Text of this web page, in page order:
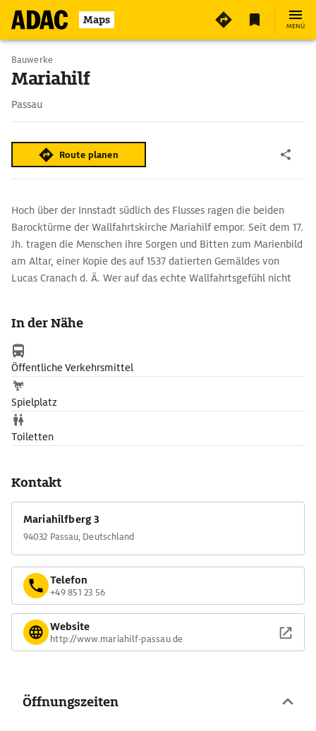
Maps MENÜ
Bauwerke
Mariahilf
Passau
Route planen
Hoch über der Innstadt südlich des Flusses ragen die beiden
Barocktürme der Wallfahrtskirche Mariahilf empor. Seit dem 17.
Jh. tragen die Menschen ihre Sorgen und Bitten zum Marienbild
am Altar, einer Kopie des auf 1537 datierten Gemäldes von
Lucas Cranach d. Ä. Wer auf das echte Wallfahrtsgefühl nicht
Wallfahrtsstiege von 1628. Oben wartet nicht nur die
Muttergottes, sondern ein schöner Ausblick auf das Inn ufer mit
der italienisch anmutenden Häuserzeile, auf die Altstadt und
die Veste Oberhaus.
In der Nähe
Öffentliche Verkehrsmittel
Spielplatz
Toiletten
Kontakt
Mariahilfberg 3
94032 Passau, Deutschland
Telefon
+49 851 23 56
Website
http://www.mariahilf-passau.de
Öffnungszeiten